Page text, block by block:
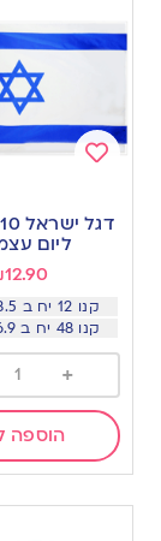
to
wishlistליום
12.90
קנו 12 יח ב 8.5 שח ליח
קנו 48 יח ב 6.9 שח ליח
+
הוספה